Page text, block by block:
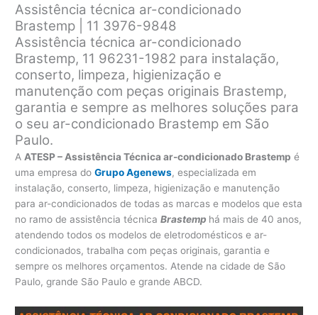
Assistência técnica ar-condicionado
Brastemp | 11 3976-9848
Assistência técnica ar-condicionado
Brastemp, 11 96231-1982 para instalação,
conserto, limpeza, higienização e
manutenção com peças originais Brastemp,
garantia e sempre as melhores soluções para
o seu ar-condicionado Brastemp em São
Paulo.
A ATESP – Assistência Técnica ar-condicionado Brastemp é
uma empresa doGrupo Agenews, especializada em
instalação, conserto, limpeza, higienização e manutenção
para ar-condicionados de todas as marcas e modelos que esta
no ramo de assistência técnicaBrastemp há mais de 40 anos,
atendendo todos os modelos de eletrodomésticos e ar-
condicionados, trabalha com peças originais, garantia e
sempre os melhores orçamentos. Atende na cidade de São
Paulo, grande São Paulo e grande ABCD.